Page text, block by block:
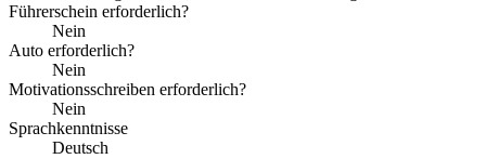
Führerschein erforderlich?
Nein
Auto erforderlich?
Nein
Motivationsschreiben erforderlich?
Nein
Sprachkenntnisse
Deutsch